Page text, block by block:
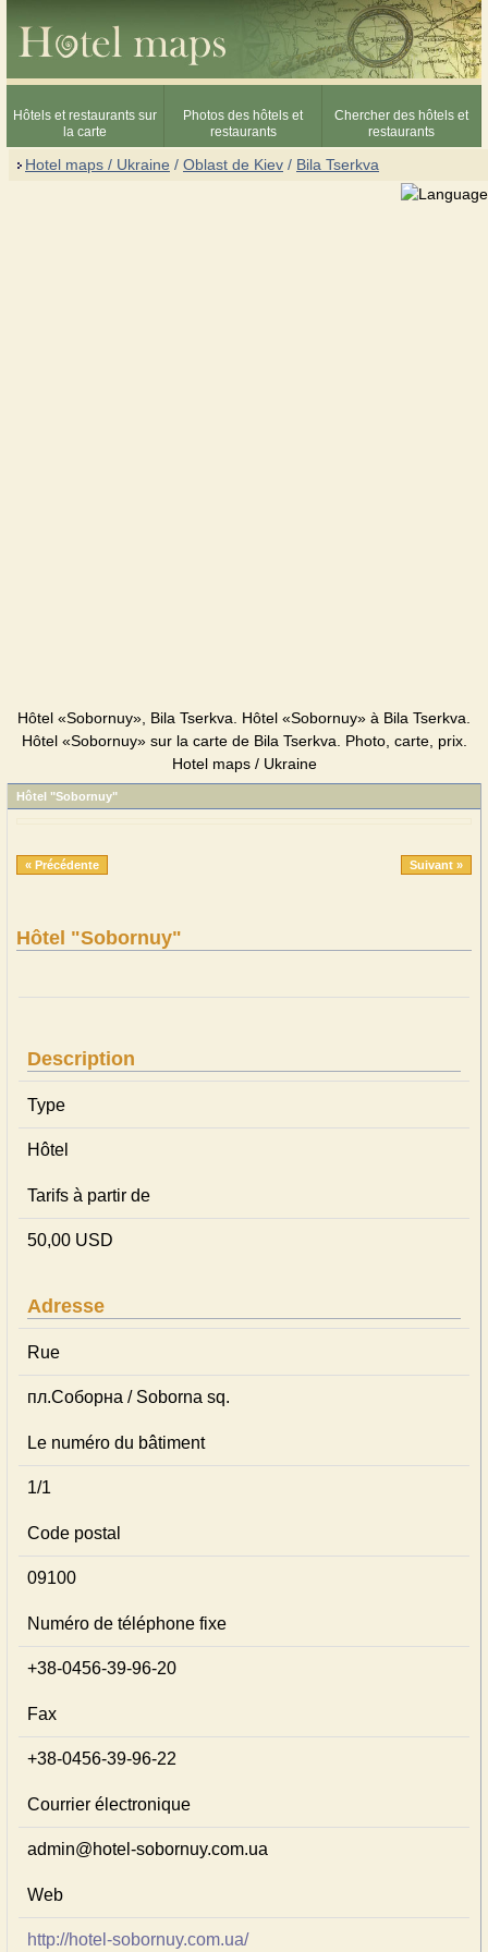
Hôtels et restaurants sur
la carte
Photos des hôtels et
restaurants
Chercher des hôtels et
restaurants
Hotel maps / Ukraine / Oblast de Kiev / Bila Tserkva
Hôtel «Sobornuy», Bila Tserkva. Hôtel «Sobornuy» à Bila Tserkva.
Hôtel «Sobornuy» sur la carte de Bila Tserkva. Photo, carte, prix.
Hotel maps / Ukraine
Hôtel "Sobornuy"
« Précédente Suivant »
Hôtel "Sobornuy"
Description
Type
Hôtel
Tarifs à partir de
50,00 USD
Adresse
Rue
пл.Соборна / Soborna sq.
Le numéro du bâtiment
1/1
Code postal
09100
Numéro de téléphone fixe
+38-0456-39-96-20
Fax
+38-0456-39-96-22
Courrier électronique
admin@hotel-sobornuy.com.ua
Web
http://hotel-sobornuy.com.ua/